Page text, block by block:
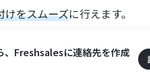
けをスムーズに行えます。
、Freshsalesに連絡先を作成